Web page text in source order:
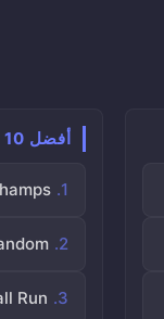
أفضل 10 ألعاب الأكثر إعجابًا
Run